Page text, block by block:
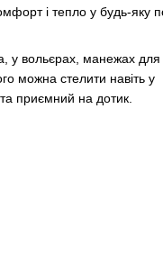
і тепло у будь-яку
у вольєрах, манежах для
можна стелити навіть у
приємний на дотик.